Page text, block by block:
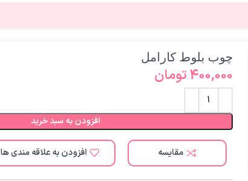
چوب بلوط کارامل
400,000تومان
افزودن به سبد خرید
مقایسه افزودن به علاقه مندی ها